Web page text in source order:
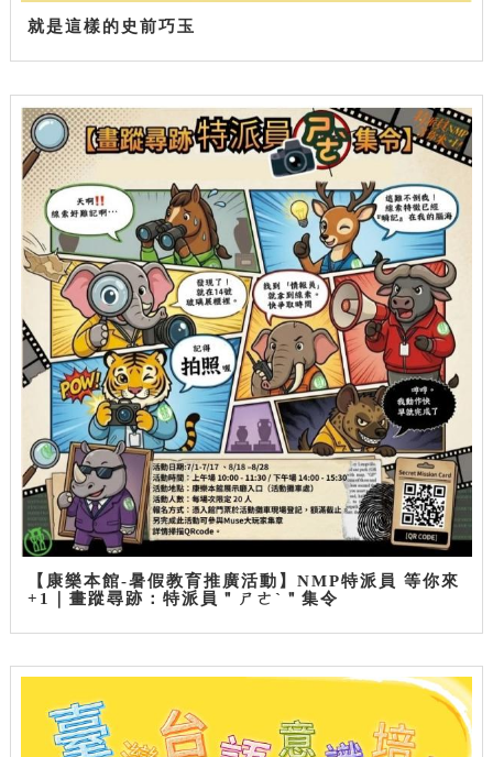
就是這樣的史前巧玉
【康樂本館-暑假教育推廣活動】NMP特派員 等你來
+1｜畫蹤尋跡：特派員＂ㄕㄜˋ＂集令